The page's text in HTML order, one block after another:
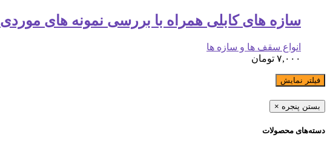
سازه های کابلی همراه با بررسی نمونه های موردی
انواع سقف ها و سازه ها
۷,۰۰۰ تومان
فیلتر نمایش
بستن پنجره ×
دسته‌های محصولات